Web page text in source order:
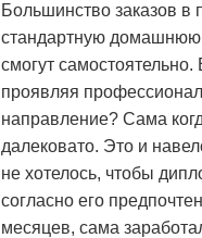
Большинство заказов в
стандартную домашнюю
смогут
проявляя
направление? Сама
далековато. Это и
не хотелось, чтобы
согласно его
месяцев, сама